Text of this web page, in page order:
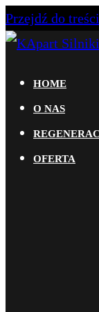
Przejdź do treści
KApart Silniki
Dowiedz się
samochodów
do aut
HOME
O NAS
OFERTA